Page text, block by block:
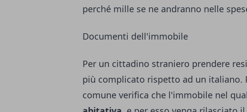
perché mille se ne andranno nelle
Documenti dell'immobile
Per un cittadino straniero prendere
più complicato rispetto ad un italiano.
comune verifica che l'immobile nel